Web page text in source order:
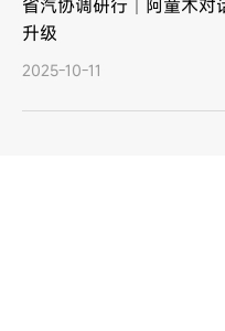
省汽协调研行｜阿童木对
升级
2025-10-11